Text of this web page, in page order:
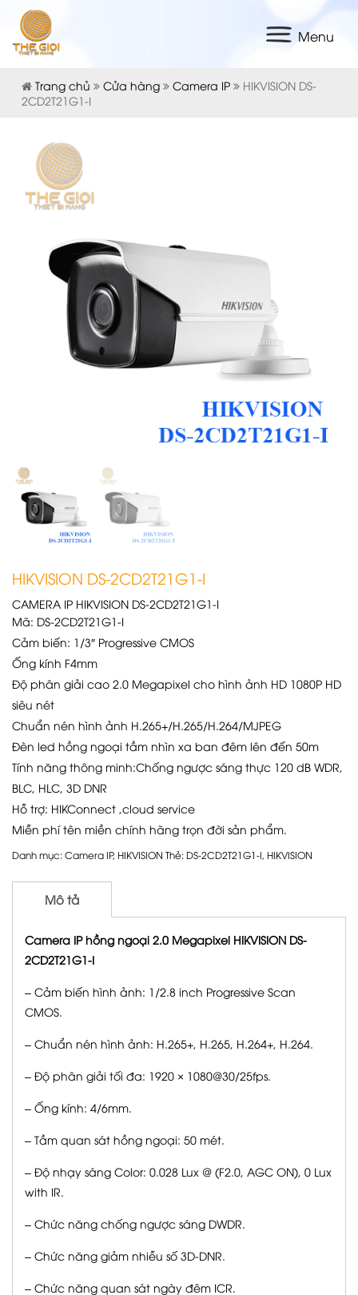
Menu
Trang chủ Cửa hàng Camera IP
HIKVISION DS-
2CD2T21G1-I
HIKVISION DS-2CD2T21G1-I
CAMERA IP HIKVISION DS-2CD2T21G1-I
Mã: DS-2CD2T21G1-I
Cảm biến: 1/3″ Progressive CMOS
Ống kính F4mm
Độ phân giải cao 2.0 Megapixel cho hình ảnh HD 1080P HD
siêu nét
Chuẩn nén hình ảnh H.265+/H.265/H.264/MJPEG
Đèn led hồng ngoại tầm nhìn xa ban đêm lên đến 50m
Tính năng thông minh:Chống ngược sáng thực 120 dB WDR,
BLC, HLC, 3D DNR
Hỗ trợ: HIKConnect ,cloud service
Miễn phí tên miền chính hãng trọn đời sản phẩm.
Danh mục:Camera IP, HIKVISION Thẻ:DS-2CD2T21G1-I, HIKVISION
Mô tả
Camera IP hồng ngoại 2.0 Megapixel HIKVISION DS-
2CD2T21G1-I
– Cảm biến hình ảnh: 1/2.8 inch Progressive Scan
CMOS.
– Chuẩn nén hình ảnh: H.265+, H.265, H.264+, H.264.
– Độ phân giải tối đa: 1920 × 1080@30/25fps.
– Ống kính: 4/6mm.
– Tầm quan sát hồng ngoại: 50 mét.
– Độ nhạy sáng Color: 0.028 Lux @ (F2.0, AGC ON), 0 Lux
with IR.
– Chức năng chống ngược sáng DWDR.
– Chức năng giảm nhiễu số 3D-DNR.
– Chức năng quan sát ngày đêm ICR.